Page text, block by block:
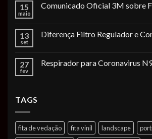
15
maio
Comunicado Oficial 3M sobre
13
set
Diferença Filtro Regulador e
27
fev
Respirador para Coronavirus
TAGS
fita de vedação fita vinil landscape